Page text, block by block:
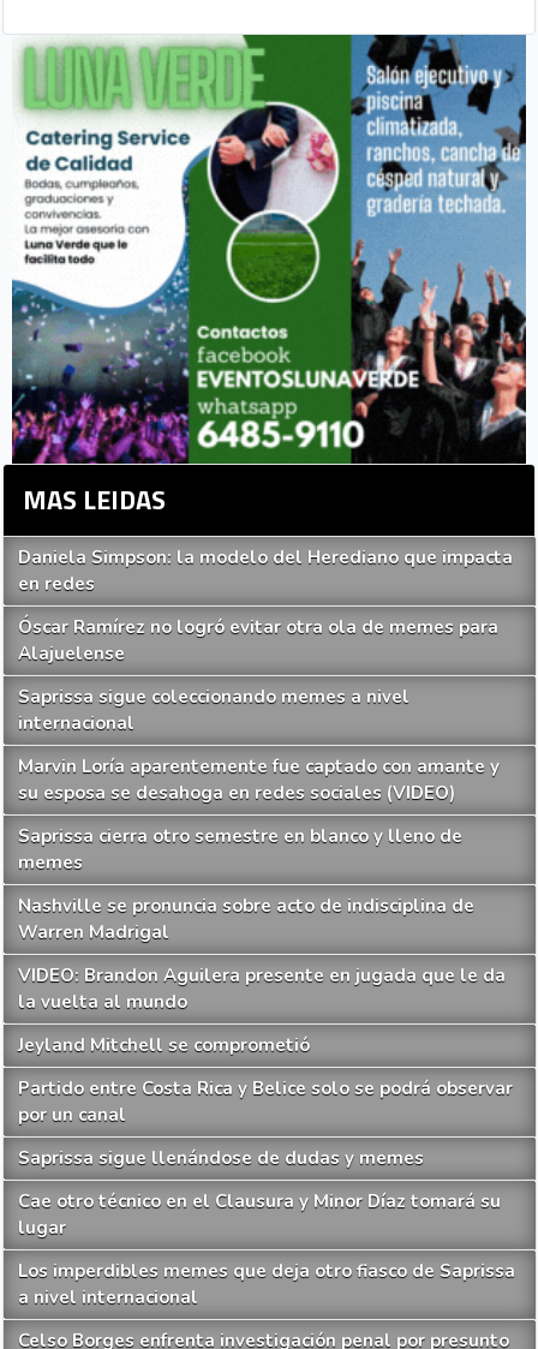
MAS LEIDAS
Daniela Simpson: la modelo del Herediano que impacta
en redes
Óscar Ramírez no logró evitar otra ola de memes para
Alajuelense
Saprissa sigue coleccionando memes a nivel
internacional
Marvin Loría aparentemente fue captado con amante y
su esposa se desahoga en redes sociales (VIDEO)
Saprissa cierra otro semestre en blanco y lleno de
memes
Nashville se pronuncia sobre acto de indisciplina de
Warren Madrigal
VIDEO: Brandon Aguilera presente en jugada que le da
la vuelta al mundo
Jeyland Mitchell se comprometió
Partido entre Costa Rica y Belice solo se podrá observar
por un canal
Saprissa sigue llenándose de dudas y memes
Cae otro técnico en el Clausura y Minor Díaz tomará su
lugar
Los imperdibles memes que deja otro fiasco de Saprissa
a nivel internacional
Celso Borges enfrenta investigación penal por presunto